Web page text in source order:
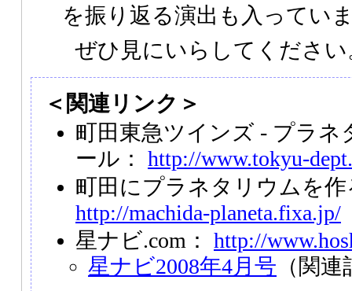
を振り返る演出も入ってい
ぜひ見にいらしてください
＜関連リンク＞
町田東急ツインズ - プラネ
ール： http://www.tokyu-
町田にプラネタリウムを作
http://machida-planeta.fixa.jp/
星ナビ.com： http://
星ナビ2008年4月号 （関